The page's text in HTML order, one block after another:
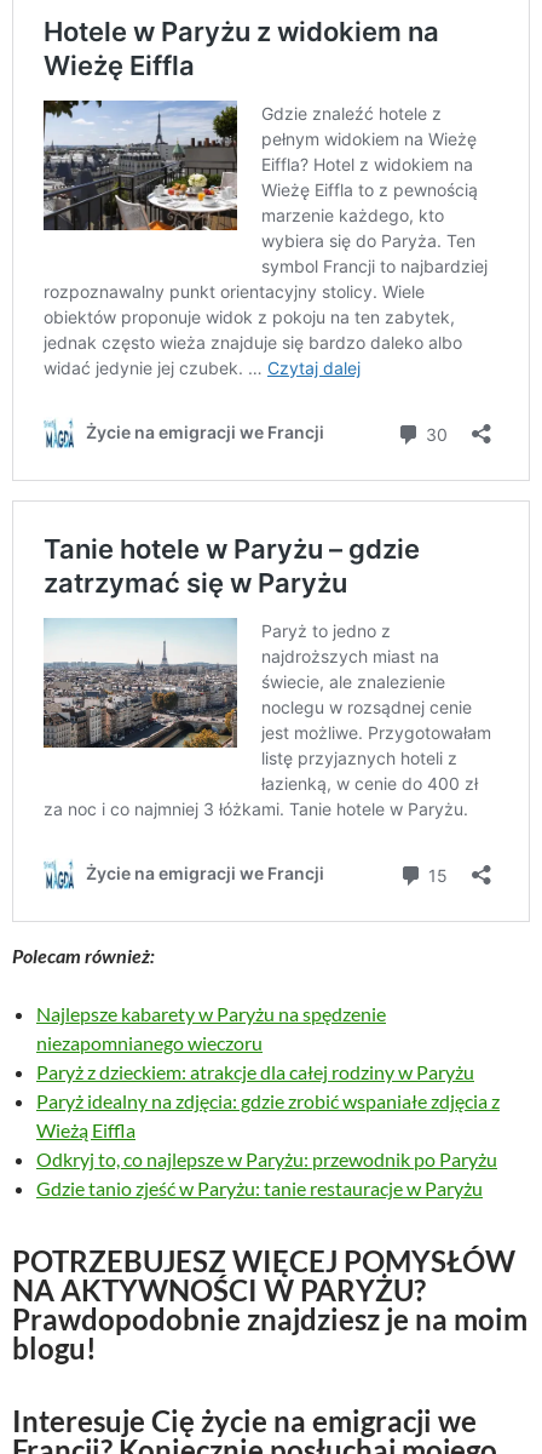
Polecam również:
Najlepsze kabarety w Paryżu na spędzenie
niezapomnianego wieczoru
Paryż z dzieckiem: atrakcje dla całej rodziny w Paryżu
Paryż idealny na zdjęcia: gdzie zrobić wspaniałe zdjęcia z
Wieżą Eiffla
Odkryj to, co najlepsze w Paryżu: przewodnik po Paryżu
Gdzie tanio zjeść w Paryżu: tanie restauracje w Paryżu
POTRZEBUJESZ WIĘCEJ POMYSŁÓW
NA AKTYWNOŚCI W PARYŻU?
Prawdopodobnie znajdziesz je na moim
blogu!
Interesuje Cię życie na emigracji we